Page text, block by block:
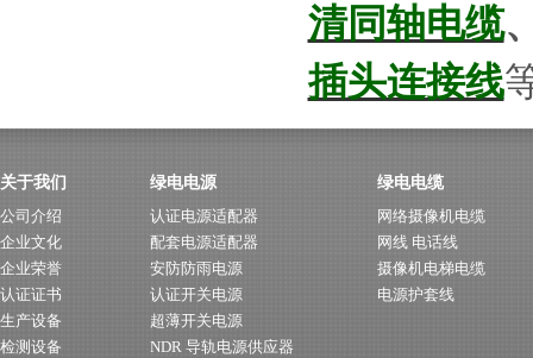
清同轴电缆
插头连接线
关于我们
公司介绍
企业文化
企业荣誉
认证证书
生产设备
检测设备
绿电电源
认证电源适配器
配套电源适配器
安防防雨电源
认证开关电源
超薄开关电源
NDR 导轨电源供应器
绿电电缆
网络摄像机电缆
网线 电话线
摄像机电梯电缆
电源护套线